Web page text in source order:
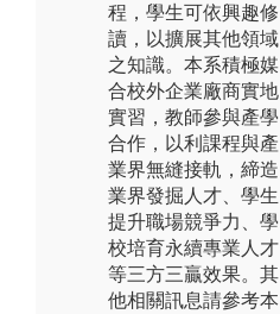
程，學生可依興趣修
讀，以擴展其他領域
之知識。本系積極媒
合校外企業廠商實地
實習，教師參與產學
合作，以利課程與產
業界無縫接軌，締造
業界發掘人才、學生
提升職場競爭力、學
校培育永續專業人才
等三方三贏效果。其
他相關訊息請參考本